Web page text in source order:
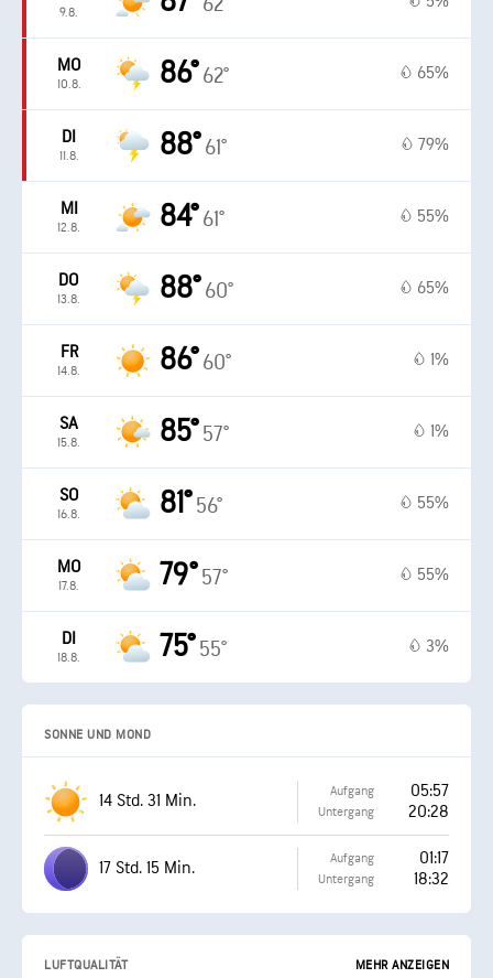
9.8.
MO
10.8. 86° 62° 65%
DI
11.8. 88° 61° 79%
MI
12.8. 84° 61° 55%
DO
13.8. 88° 60° 65%
FR
14.8. 86° 60° 1%
SA
15.8. 85° 57° 1%
SO
16.8. 81° 56° 55%
MO
17.8. 79° 57° 55%
DI
18.8. 75° 55° 3%
SONNE UND MOND
14 Std. 31 Min. Aufgang 05:57
Untergang 20:28
17 Std. 15 Min. Aufgang 01:17
Untergang 18:32
LUFTQUALITÄT MEHR ANZEIGEN